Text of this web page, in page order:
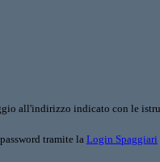
all'indirizzo indicato con le
tramite la Login Spaggiari